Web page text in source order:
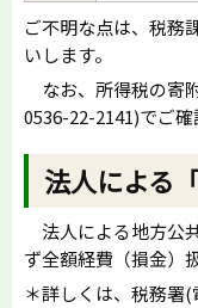
ご不明な点は、税務
いします。
なお、所得税の寄
0536-22-2141)でご確
法人による
法人による地方公
ず全額経費（損金）
＊詳しくは、税務署